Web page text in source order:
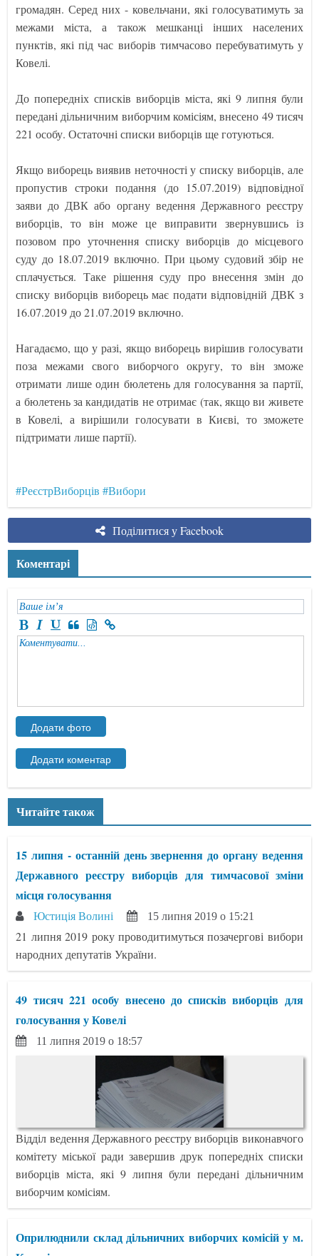
громадян. Серед них - ковельчани, які голосуватимуть за
межами міста, а також мешканці інших населених
пунктів, які під час виборів тимчасово перебуватимуть у
Ковелі.
До попередніх списків виборців міста, які 9 липня були
передані дільничним виборчим комісіям, внесено 49 тисяч
221 особу. Остаточні списки виборців ще готуються.
Якщо виборець виявив неточності у списку виборців, але
пропустив строки подання (до 15.07.2019) відповідної
заяви до ДВК або органу ведення Державного реєстру
виборців, то він може це виправити звернувшись із
позовом про уточнення списку виборців до місцевого
суду до 18.07.2019 включно. При цьому судовий збір не
сплачується. Таке рішення суду про внесення змін до
списку виборців виборець має подати відповідній ДВК з
16.07.2019 до 21.07.2019 включно.
Нагадаємо, що у разі, якщо виборець вирішив голосувати
поза межами свого виборчого округу, то він зможе
отримати лише один бюлетень для голосування за партії,
а бюлетень за кандидатів не отримає (так, якщо ви живете
в Ковелі, а вирішили голосувати в Києві, то зможете
підтримати лише партії).
#РеєстрВиборців #Вибори
Поділитися у Facebook
Коментарі
Читайте також
15 липня - останній день звернення до органу ведення
Державного реєстру виборців для тимчасової зміни
місця голосування
Юстиція Волині 15 липня 2019 о 15:21
21 липня 2019 року проводитимуться позачергові вибори
народних депутатів України.
49 тисяч 221 особу внесено до списків виборців для
голосування у Ковелі
11 липня 2019 о 18:57
Відділ ведення Державного реєстру виборців виконавчого
комітету міської ради завершив друк попередніх списки
виборців міста, які 9 липня були передані дільничним
виборчим комісіям.
Оприлюднили склад дільничних виборчих комісій у м.